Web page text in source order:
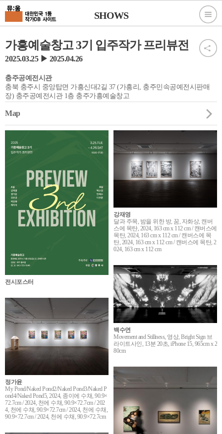
SHOWS
가흥예술창고 3기 입주작가 프리뷰전
2025.03.25 ▶ 2025.04.26
충주공예전시관
충북 충주시 중앙탑면 가흥신대2길 37 (가흥리, 충주민속공예전시판매
장) 충주공예전시관 1층 충주가흥예술창고
Map
전시포스터
강재영
달과 주목, 밤을 위한 방, 꿈, 자화상, 캔버
스에 목탄, 2024, 163 cm x 112 cm / 캔버스에
목탄, 2024, 163 cm x 112 cm / 캔버스에 목
탄, 2024, 163 cm x 112 cm / 캔버스에 목탄, 2
024, 163 cm x 112 cm
백수연
Movement and Stillness, 영상, Bright Sign 브
라이트사인, 13분 20초, iPhone 15, 965cm x 2
80cm
정가윤
My Pond/Naked Pond2/Naked Pond3/Naked P
ond4/Naked Pond5, 2024, 종이에 수채, 90.9×
72.7cm / 2024, 천에 수채, 90.9×72.7cm / 202
4, 천에 수채, 90.9×72.7cm / 2024, 천에 수채,
90.9×72.7cm / 2024, 천에 수채, 90.9×72.7cm